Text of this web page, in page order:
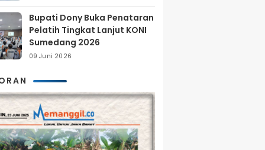
Bupati Dony Buka Penataran
Pelatih Tingkat Lanjut KONI
Sumedang 2026
09 Juni 2026